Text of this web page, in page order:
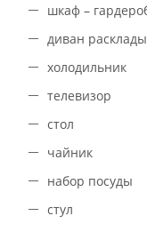
шкаф –
диван
холодильник
телевизор
стол
чайник
набор посуды
стул